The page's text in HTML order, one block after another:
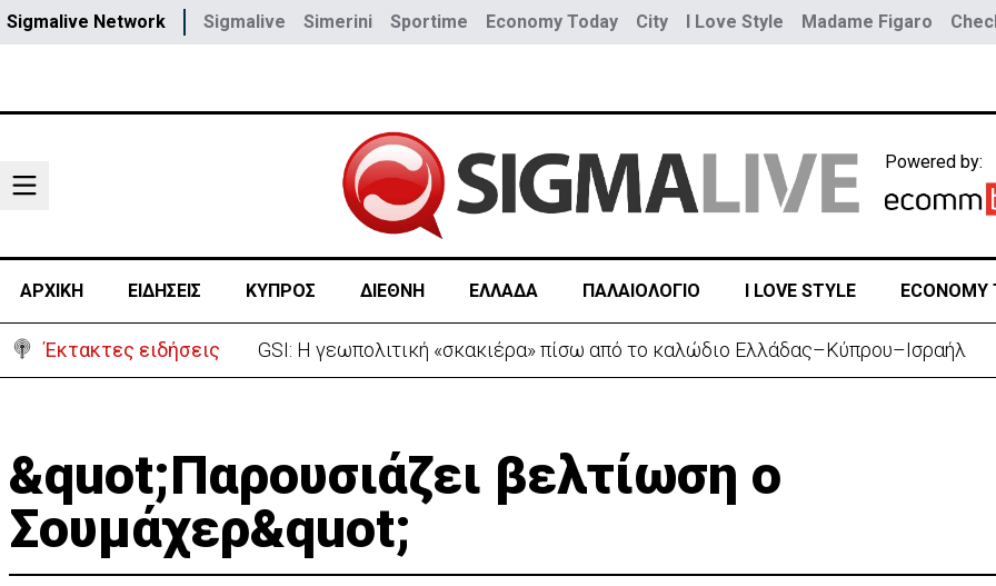
Sigmalive Network Sigmalive Simerini Sportime Economy Today City I Love Style Madame Figaro
Powered by:
ΑΡΧΙΚΗ ΕΙΔΗΣΕΙΣ ΚΥΠΡΟΣ ΔΙΕΘΝΗ ΕΛΛΑΔΑ ΠΑΛΑΙΟΛΟΓΙΟ I LOVE STYLE ECONOMY
Έκτακτες ειδήσεις Συντριβή ελικοπτέρου σε βουνοπλαγιά στο Ρίο ντε Τζανέιρο - 4 νεκροί (BINTEO)
&quot;Παρουσιάζει βελτίωση ο
Σουμάχερ&quot;